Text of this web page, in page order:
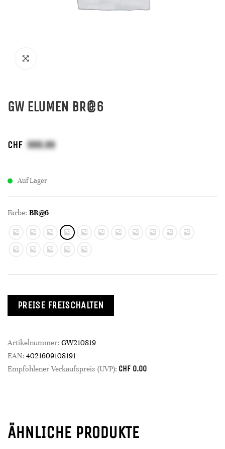
GW ELUMEN BR@6
CHF
Auf Lager
Farbe: BR@6
PREISE FREISCHALTEN
Artikelnummer: GW210819
EAN: 4021609108191
Empfohlener Verkaufspreis (UVP): CHF 0.00
ÄHNLICHE PRODUKTE